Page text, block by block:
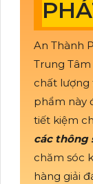
An Thành
Trung
chất lượng
phẩm này
tiết kiệm
các thông
chăm sóc
hàng giải